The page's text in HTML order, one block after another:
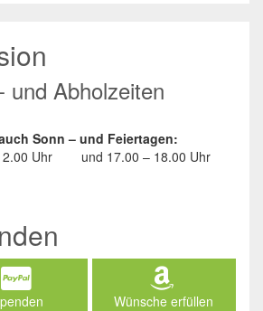
und Abholzeiten
Sonn – und Feiertagen:
Uhr
und 17.00 – 18.00 Uhr
Wünsche erfüllen